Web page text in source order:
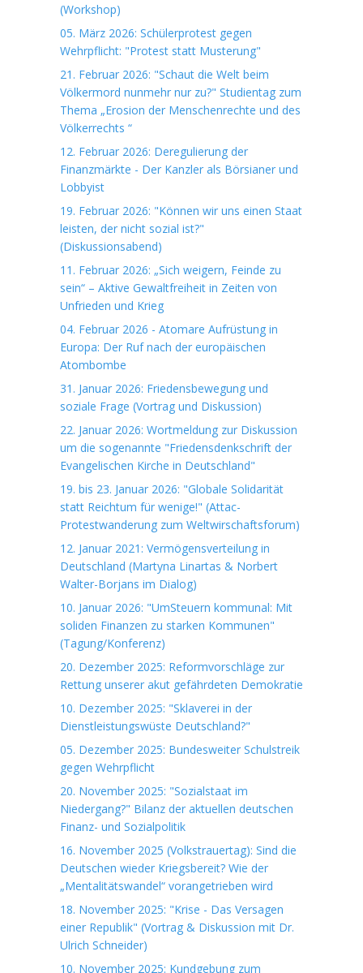
(Workshop)
05. März 2026: Schülerprotest gegen
Wehrpflicht: "Protest statt Musterung"
21. Februar 2026: "Schaut die Welt beim
Völkermord nunmehr nur zu?" Studientag zum
Thema „Erosion der Menschenrechte und des
Völkerrechts “
12. Februar 2026: Deregulierung der
Finanzmärkte - Der Kanzler als Börsianer und
Lobbyist
19. Februar 2026: "Können wir uns einen Staat
leisten, der nicht sozial ist?"
(Diskussionsabend)
11. Februar 2026: „Sich weigern, Feinde zu
sein“ – Aktive Gewaltfreiheit in Zeiten von
Unfrieden und Krieg
04. Februar 2026 - Atomare Aufrüstung in
Europa: Der Ruf nach der europäischen
Atombombe
31. Januar 2026: Friedensbewegung und
soziale Frage (Vortrag und Diskussion)
22. Januar 2026: Wortmeldung zur Diskussion
um die sogenannte "Friedensdenkschrift der
Evangelischen Kirche in Deutschland"
19. bis 23. Januar 2026: "Globale Solidarität
statt Reichtum für wenige!" (Attac-
Protestwanderung zum Weltwirschaftsforum)
12. Januar 2021: Vermögensverteilung in
Deutschland (Martyna Linartas & Norbert
Walter-Borjans im Dialog)
10. Januar 2026: "UmSteuern kommunal: Mit
soliden Finanzen zu starken Kommunen"
(Tagung/Konferenz)
20. Dezember 2025: Reformvorschläge zur
Rettung unserer akut gefährdeten Demokratie
10. Dezember 2025: "Sklaverei in der
Dienstleistungswüste Deutschland?"
05. Dezember 2025: Bundesweiter Schulstreik
gegen Wehrpflicht
20. November 2025: "Sozialstaat im
Niedergang?" Bilanz der aktuellen deutschen
Finanz- und Sozialpolitik
16. November 2025 (Volkstrauertag): Sind die
Deutschen wieder Kriegsbereit? Wie der
„Mentalitätswandel“ vorangetrieben wird
18. November 2025: "Krise - Das Versagen
einer Republik" (Vortrag & Diskussion mit Dr.
Ulrich Schneider)
10. November 2025: Kundgebung zum